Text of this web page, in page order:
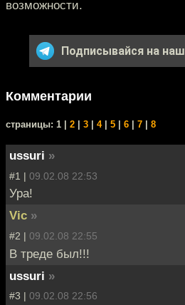
возможности.
Подписывайся на наш
Комментарии
cтраницы: 1 | 2 3 4| 5 6 7 8
ussuri »
#1 | 09.02.08 22:53
Ура!
Vic »
#2 | 09.02.08 22:55
В треде был!!!
ussuri »
#3 | 09.02.08 22:56